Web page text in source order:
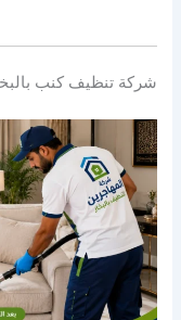
شركة تنظيف كنب